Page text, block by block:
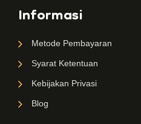
Informasi
Metode Pembayaran
Syarat Ketentuan
Kebijakan Privasi
Blog